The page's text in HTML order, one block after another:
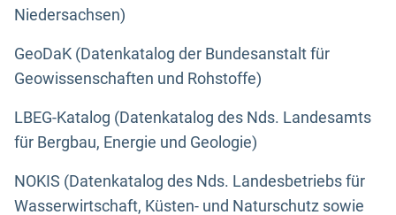
Niedersachsen)
GeoDaK (Datenkatalog der Bundesanstalt für
Geowissenschaften und Rohstoffe)
LBEG-Katalog (Datenkatalog des Nds. Landesamts
für Bergbau, Energie und Geologie)
NOKIS (Datenkatalog des Nds. Landesbetriebs für
Wasserwirtschaft, Küsten- und Naturschutz sowie